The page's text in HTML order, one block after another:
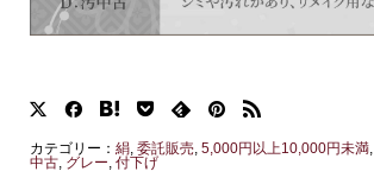
カテゴリー： 絹, 委託販売, 5,000円以上10,000円未満,
中古, グレー, 付下げ